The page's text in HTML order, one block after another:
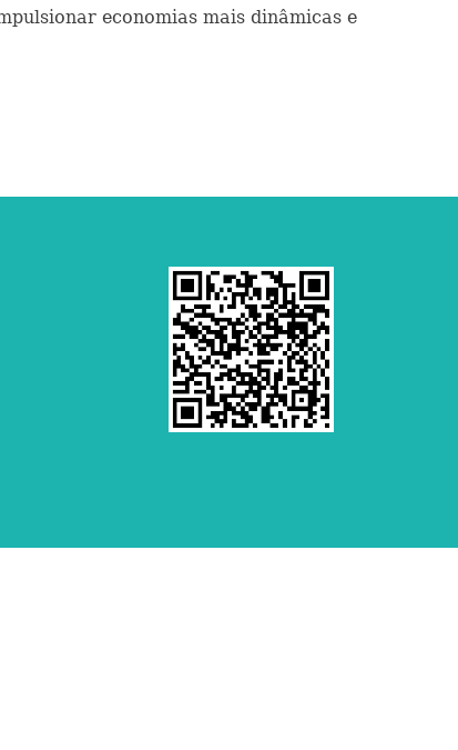
economias mais dinâmicas e